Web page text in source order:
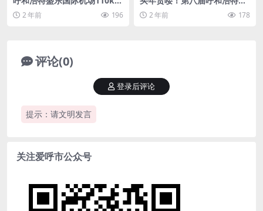
变电站成功送电
2 年前 196
货博览会让你赶个好集~
2 年前 178
评论(0)
提示：请文明发言
登录后评论
关注爱呼市公众号